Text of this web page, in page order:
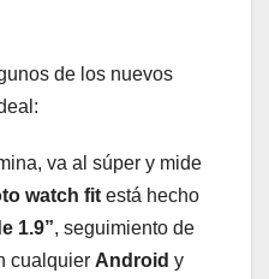
de los nuevos
va al súper y mide
watch fit está hecho
1.9”, seguimiento de
cualquier Android y